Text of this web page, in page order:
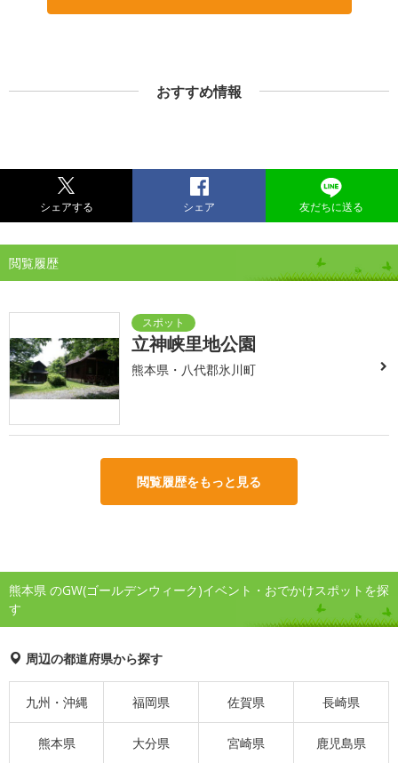
おすすめ情報
シェアする シェア 友だちに送る
閲覧履歴
立神峡里地公園
熊本県・八代郡氷川町
閲覧履歴をもっと見る
熊本県 のGW(ゴールデンウィーク)イベント・おでかけスポットを探
す
周辺の都道府県から探す
九州・沖縄 福岡県 佐賀県 長崎県
熊本県 大分県 宮崎県 鹿児島県